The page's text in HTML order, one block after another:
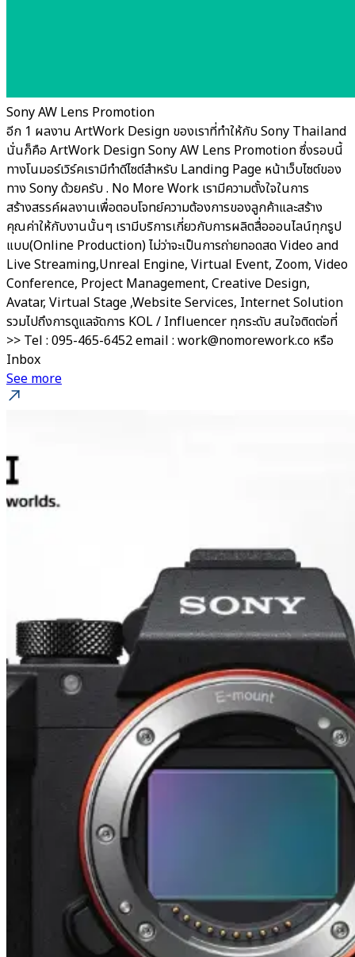
Sony AW Lens Promotion
อีก 1 ผลงาน ArtWork Design ของเราที่ทำให้กับ Sony Thailand
นั่นก็คือ ArtWork Design Sony AW Lens Promotion ซึ่งรอบนี้
ทางโนมอร์เวิร์คเรามีทำดีไซต์สำหรับ Landing Page หน้าเว็บไซต์ของ
ทาง Sony ด้วยครับ . No More Work เรามีความตั้งใจในการ
สร้างสรรค์ผลงานเพื่อตอบโจทย์ความต้องการของลูกค้าและสร้าง
คุณค่าให้กับงานนั้นๆ เรามีบริการเกี่ยวกับการผลิตสื่อออนไลน์ทุกรูป
แบบ(Online Production) ไม่ว่าจะเป็นการถ่ายทอดสด Video and
Live Streaming,Unreal Engine, Virtual Event, Zoom, Video
Conference, Project Management, Creative Design,
Avatar, Virtual Stage ,Website Services, Internet Solution
รวมไปถึงการดูแลจัดการ KOL / Influencer ทุกระดับ สนใจติดต่อที่
>> Tel : 095-465-6452 email : work@nomorework.co หรือ
Inbox
See more